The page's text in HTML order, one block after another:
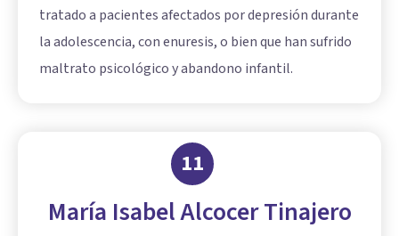
tratado a pacientes afectados por depresión durante
la adolescencia, con enuresis, o bien que han sufrido
maltrato psicológico y abandono infantil.
11
María Isabel Alcocer Tinajero